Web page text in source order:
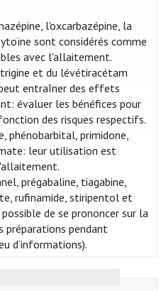
l'oxcarbazépine, la
sont considérés comme
avec l'allaitement.
et du lévétiracétam
entraîner des effets
évaluer les bénéfices pour
des risques respectifs.
phénobarbital, primidone,
leur utilisation est
prégabaline, tiagabine,
rufinamide, stiripentol et
de se prononcer sur la
préparations pendant
d’informations).